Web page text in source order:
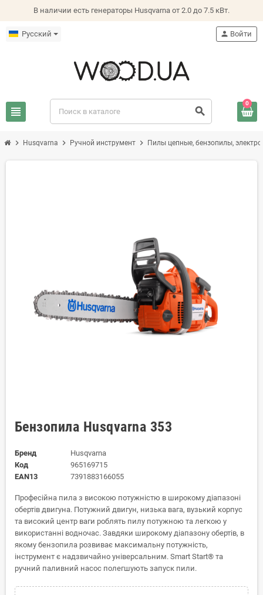
В наличии есть генераторы Husqvarna от 2.0 до 7.5 кВт.
Русский
view_headline search
person Войти
0
chevron_right Husqvarna chevron_right Ручной инструмент chevron_right Пилы цепные, бензопилы,
Бензопила Husqvarna 353
Бренд
Husqvarna
Код
965169715
EAN13
7391883166055
Професійна пила з високою потужністю в широкому діапазоні
обертів двигуна. Потужний двигун, низька вага, вузький корпус
та високий центр ваги роблять пилу потужною та легкою у
використанні водночас. Завдяки широкому діапазону обертів, в
якому бензопила розвиває максимальну потужність,
інструмент є надзвичайно універсальним. Smart Start® та
ручний паливний насос полегшують запуск пили.